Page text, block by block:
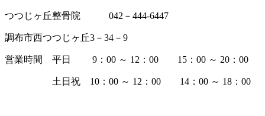
つつじヶ丘整骨院 042－444-6447
調布市西つつじヶ丘3－34－9
営業時間 平日 9：00 ～ 12：00 15：00 ～ 20：00
土日祝 10：00 ～ 12：00 14：00 ～ 18：00